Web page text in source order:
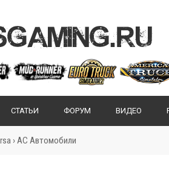
СТАТЬИ ФОРУМ ВИДЕО
›AC Автомобили